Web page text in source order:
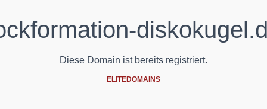
Diese Domain ist bereits registriert.
ELITEDOMAINS